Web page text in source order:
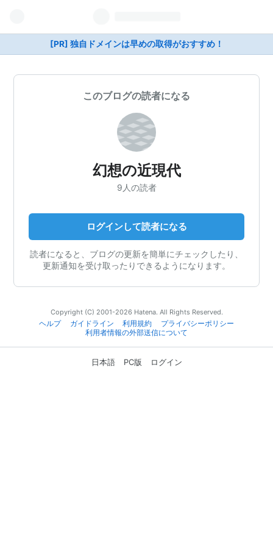
[PR] 独自ドメインは早めの取得がおすすめ！
このブログの読者になる
幻想の近現代
9人の読者
ログインして読者になる
読者になると、ブログの更新を簡単にチェックしたり、
更新通知を受け取ったりできるようになります。
Copyright (C) 2001-2026 Hatena. All Rights Reserved.
ヘルプ
ガイドライン 利用規約
プライバシーポリシー
利用者情報の外部送信について
日本語 PC版 ログイン